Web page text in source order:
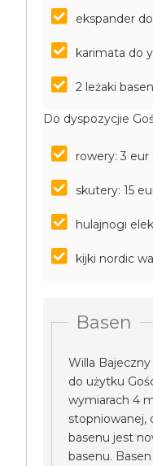
ekspander
karimata do
2 leżaki
Do dyspozycjie
rowery: 3 eur
skutery: 15
hulajnogi
kijki nordic
Basen
Willa
do użytku
wymiarach 4
stopniowanej,
basenu jest
basenu.